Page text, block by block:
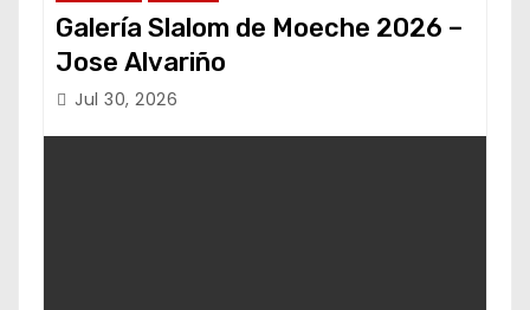
Galería Slalom de Moeche 2026 –
Jose Alvariño
Jul 30, 2026